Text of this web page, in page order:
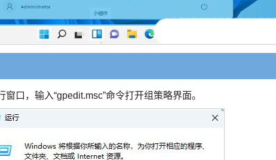
口，输入“gpedit.msc”命令打开组策略界面。